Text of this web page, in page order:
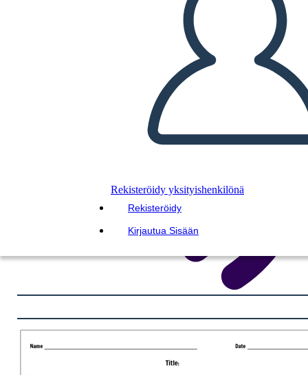
Rekisteröidy yksityishenkilönä
Rekisteröidy
Kirjautua Sisään
LUE MINULLE